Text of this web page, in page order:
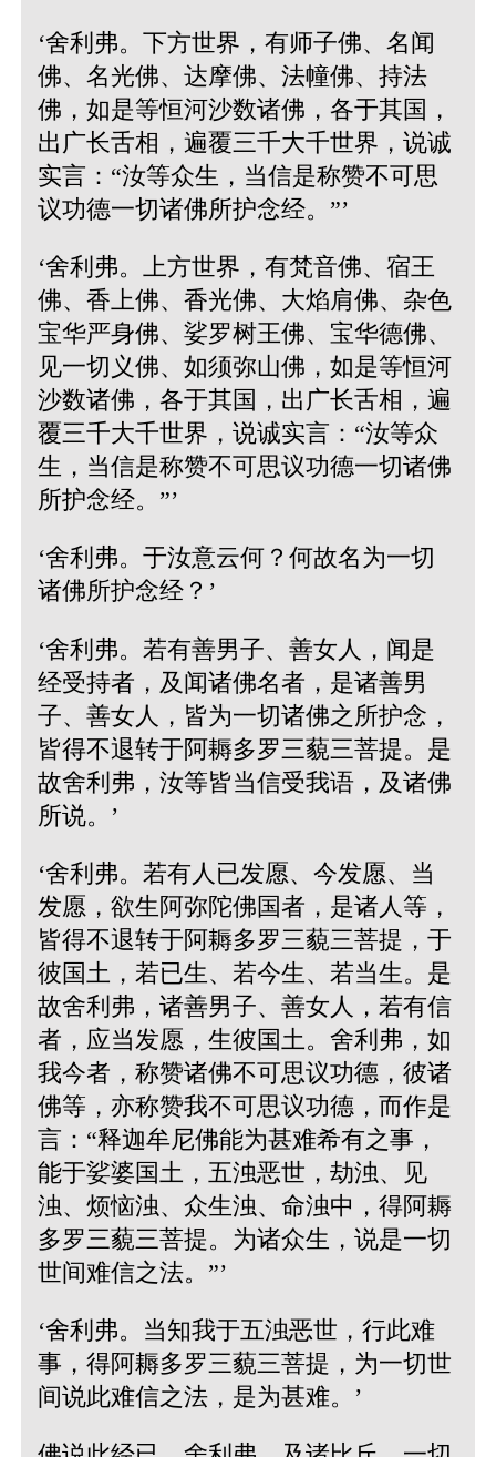
‘舍利弗。下方世界，有师子佛、名闻
佛、名光佛、达摩佛、法幢佛、持法
佛，如是等恒河沙数诸佛，各于其国，
出广长舌相，遍覆三千大千世界，说诚
实言：“汝等众生，当信是称赞不可思
议功德一切诸佛所护念经。”’
‘舍利弗。上方世界，有梵音佛、宿王
佛、香上佛、香光佛、大焰肩佛、杂色
宝华严身佛、娑罗树王佛、宝华德佛、
见一切义佛、如须弥山佛，如是等恒河
沙数诸佛，各于其国，出广长舌相，遍
覆三千大千世界，说诚实言：“汝等众
生，当信是称赞不可思议功德一切诸佛
所护念经。”’
‘舍利弗。于汝意云何？何故名为一切
诸佛所护念经？’
‘舍利弗。若有善男子、善女人，闻是
经受持者，及闻诸佛名者，是诸善男
子、善女人，皆为一切诸佛之所护念，
皆得不退转于阿耨多罗三藐三菩提。是
故舍利弗，汝等皆当信受我语，及诸佛
所说。’
‘舍利弗。若有人已发愿、今发愿、当
发愿，欲生阿弥陀佛国者，是诸人等，
皆得不退转于阿耨多罗三藐三菩提，于
彼国土，若已生、若今生、若当生。是
故舍利弗，诸善男子、善女人，若有信
者，应当发愿，生彼国土。舍利弗，如
我今者，称赞诸佛不可思议功德，彼诸
佛等，亦称赞我不可思议功德，而作是
言：“释迦牟尼佛能为甚难希有之事，
能于娑婆国土，五浊恶世，劫浊、见
浊、烦恼浊、众生浊、命浊中，得阿耨
多罗三藐三菩提。为诸众生，说是一切
世间难信之法。”’
‘舍利弗。当知我于五浊恶世，行此难
事，得阿耨多罗三藐三菩提，为一切世
间说此难信之法，是为甚难。’